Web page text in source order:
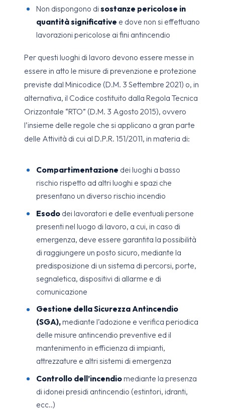
Non dispongono di sostanze pericolose in
quantità significative e dove non si effettuano
lavorazioni pericolose ai fini antincendio
Per questi luoghi di lavoro devono essere messe in
essere in atto le misure di prevenzione e protezione
previste dal Minicodice (D.M. 3 Settembre 2021) o, in
alternativa, il Codice costituito dalla Regola Tecnica
Orizzontale “RTO” (D.M. 3 Agosto 2015), ovvero
l’insieme delle regole che si applicano a gran parte
delle Attività di cui al D.P.R. 151/2011, in materia di:
Compartimentazione dei luoghi a basso
rischio rispetto ad altri luoghi e spazi che
presentano un diverso rischio incendio
Esodo dei lavoratori e delle eventuali persone
presenti nel luogo di lavoro, a cui, in caso di
emergenza, deve essere garantita la possibilità
di raggiungere un posto sicuro, mediante la
predisposizione di un sistema di percorsi, porte,
segnaletica, dispositivi di allarme e di
comunicazione
Gestione della Sicurezza Antincendio
(SGA),mediante l’adozione e verifica periodica
delle misure antincendio preventive ed il
mantenimento in efficienza di impianti,
attrezzature e altri sistemi di emergenza
Controllo dell’incendiomediante la presenza
di idonei presidi antincendio (estintori, idranti,
ecc..)